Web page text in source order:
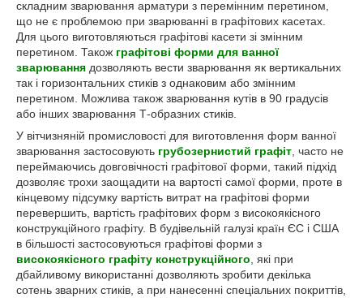
складним зварювання арматури з перемінним перетином,
що не є проблемою при зварюванні в графітових касетах.
Для цього виготовляються графітові касети зі змінним
перетином. Також графітові форми для ванної
зварювання дозволяють вести зварювання як вертикальних
так і горизонтальних стиків з однаковим або змінним
перетином. Можлива також зварювання кутів в 90 градусів
або інших зварювання Т-образних стиків.
У вітчизняній промисловості для виготовлення форм ванної
зварювання застосовують грубозернистий графіт , часто не
переймаючись довговічності графітової форми, такий підхід
дозволяє трохи заощадити на вартості самої форми, проте в
кінцевому підсумку вартість витрат на графітові форми
перевершить, вартість графітових форм з високоякісного
конструкційного графіту. В будівельній галузі країн ЄС і США
в більшості застосовуються графітові форми з
високоякісного графіту конструкційного , які при
дбайливому використанні дозволяють зробити декілька
сотень зварних стиків, а при нанесенні спеціальних покриттів,